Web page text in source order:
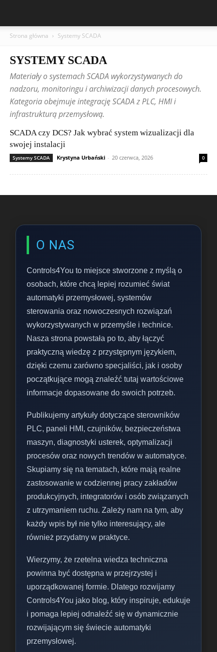
Strona główna Systemy SCADA
SYSTEMY SCADA
Materiały o systemach SCADA wykorzystywanych do
nadzoru, monitoringu i archiwizacji danych procesowych.
Kategoria obejmuje integrację SCADA z PLC, HMI i
infrastrukturą przemysłową.
SCADA czy DCS? Jak wybrać system wizualizacji dla
swojej instalacji
Systemy SCADA Krystyna Urbański - 20 czerwca, 2026 0
O NAS
Controls4You to miejsce stworzone z myślą o
osobach, które chcą lepiej rozumieć świat
automatyki przemysłowej, systemów
sterowania oraz nowoczesnych rozwiązań
wykorzystywanych w przemyśle i technice.
Nasza strona powstała po to, aby łączyć
praktyczną wiedzę z przystępnym językiem,
dzięki czemu zarówno specjaliści, jak i osoby
początkujące mogą znaleźć tutaj wartościowe
informacje dopasowane do swoich potrzeb.
Publikujemy artykuły dotyczące sterowników
PLC, paneli HMI, czujników, bezpieczeństwa
maszyn, diagnostyki usterek, optymalizacji
procesów oraz nowych trendów w automatyce.
Skupiamy się na tematach, które mają realne
zastosowanie w codziennej pracy zakładów
produkcyjnych, integratorów i osób związanych
z utrzymaniem ruchu. Zależy nam na tym, aby
każdy wpis był nie tylko interesujący, ale
również przydatny w praktyce.
Wierzymy, że rzetelna wiedza techniczna
powinna być dostępna w przejrzystej i
uporządkowanej formie. Dlatego rozwijamy
Controls4You jako blog, który inspiruje, edukuje
i pomaga lepiej odnaleźć się w dynamicznie
rozwijającym się świecie automatyki
przemysłowej.